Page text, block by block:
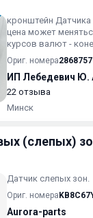
кронштейн
цена может
курсов валют -
уточняйте.
Ориг. номера
ИП Лебедевич Ю.
22 отзыва
Минск
(слепых)
Датчик слепых зон.
Ориг. номера
Aurora-parts